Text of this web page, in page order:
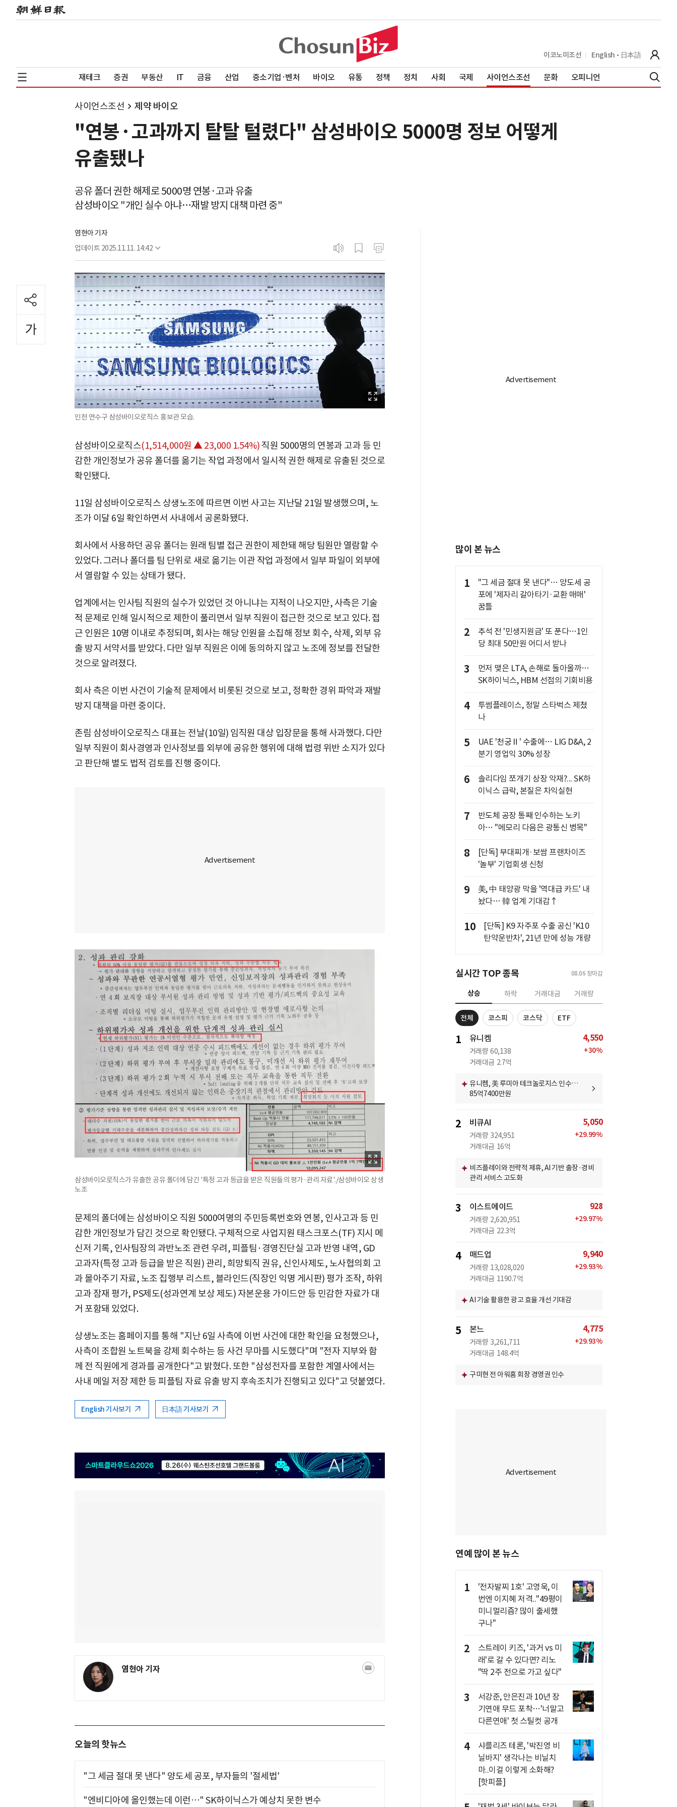
이코노미조선 English 日本語
재테크 증권 부동산 IT 금융 산업 중소기업·벤처 바이오 유통 정책 정치 사회 국제 사이언스조선 문화 오피니언
사이언스조선 제약 바이오
"연봉·고과까지 탈탈 털렸다" 삼성바이오 5000명 정보 어떻게
유출됐나
공유 폴더 권한 해제로 5000명 연봉·고과 유출
삼성바이오 "개인 실수 아냐…재발 방지 대책 마련 중"
염현아 기자
업데이트 2025.11.11. 14:42
인천 연수구 삼성바이오로직스 홍보관 모습.
삼성바이오로직스(1,514,000원 ▲ 23,000 1.54%) 직원 5000명의 연봉과 고과 등 민
감한 개인정보가 공유 폴더를 옮기는 작업 과정에서 일시적 권한 해제로 유출된 것으로
확인됐다.
11일 삼성바이오로직스 상생노조에 따르면 이번 사고는 지난달 21일 발생했으며, 노
조가 이달 6일 확인하면서 사내에서 공론화됐다.
회사에서 사용하던 공유 폴더는 원래 팀별 접근 권한이 제한돼 해당 팀원만 열람할 수
있었다. 그러나 폴더를 팀 단위로 새로 옮기는 이관 작업 과정에서 일부 파일이 외부에
서 열람할 수 있는 상태가 됐다.
업계에서는 인사팀 직원의 실수가 있었던 것 아니냐는 지적이 나오지만, 사측은 기술
적 문제로 인해 일시적으로 제한이 풀리면서 일부 직원이 접근한 것으로 보고 있다. 접
근 인원은 10명 이내로 추정되며, 회사는 해당 인원을 소집해 정보 회수, 삭제, 외부 유
출 방지 서약서를 받았다. 다만 일부 직원은 이에 동의하지 않고 노조에 정보를 전달한
것으로 알려졌다.
회사 측은 이번 사건이 기술적 문제에서 비롯된 것으로 보고, 정확한 경위 파악과 재발
방지 대책을 마련 중이다.
존림 삼성바이오로직스 대표는 전날(10일) 임직원 대상 입장문을 통해 사과했다. 다만
일부 직원이 회사경영과 인사정보를 외부에 공유한 행위에 대해 법령 위반 소지가 있다
고 판단해 별도 법적 검토를 진행 중이다.
삼성바이오로직스가 유출한 공유 폴더에 담긴 '특정 고과 등급을 받은 직원들의 평가·관리 자료'./삼성바이오 상생
노조
문제의 폴더에는 삼성바이오 직원 5000여명의 주민등록번호와 연봉, 인사고과 등 민
감한 개인정보가 담긴 것으로 확인됐다. 구체적으로 사업지원 태스크포스(TF) 지시 메
신저 기록, 인사팀장의 과반노조 관련 우려, 피플팀·경영진단실 고과 반영 내역, GD
고과자(특정 고과 등급을 받은 직원) 관리, 희망퇴직 권유, 신인사제도, 노사협의회 고
과 몰아주기 자료, 노조 집행부 리스트, 블라인드(직장인 익명 게시판) 평가 조작, 하위
고과 잠재 평가, PS제도(성과연계 보상 제도) 자본운용 가이드안 등 민감한 자료가 대
거 포함돼 있었다.
상생노조는 홈페이지를 통해 "지난 6일 사측에 이번 사건에 대한 확인을 요청했으나,
사측이 조합원 노트북을 강제 회수하는 등 사건 무마를 시도했다"며 "전자 지부와 함
께 전 직원에게 경과를 공개한다"고 밝혔다. 또한 "삼성전자를 포함한 계열사에서는
사내 메일 저장 제한 등 피플팀 자료 유출 방지 후속조치가 진행되고 있다"고 덧붙였다.
English 기사보기 日本語 기사보기
염현아 기자
오늘의 핫뉴스
"그 세금 절대 못 낸다" 양도세 공포, 부자들의 '절세법'
"엔비디아에 올인했는데 이런…" SK하이닉스가 예상치 못한 변수
많이 본 뉴스
1
"그 세금 절대 못 낸다"… 양도세 공
포에 '제자리 갈아타기·교환 매매'
꿈틀
2
추석 전 '민생지원금' 또 푼다…1인
당 최대 50만원 어디서 받나
3
먼저 맺은 LTA, 손해로 돌아올까…
SK하이닉스, HBM 선점의 기회비용
4
투썸플레이스, 정말 스타벅스 제쳤
나
5
UAE '천궁Ⅱ' 수출에… LIG D&A, 2
분기 영업익 30% 성장
6
솔리다임 쪼개기 상장 악재?... SK하
이닉스 급락, 본질은 차익실현
7
반도체 공장 통째 인수하는 노키
아… "메모리 다음은 광통신 병목"
8
[단독] 부대찌개·보쌈 프랜차이즈
'놀부' 기업회생 신청
9
美, 中 태양광 막을 '역대급 카드' 내
놨다… 韓 업계 기대감↑
10
[단독] K9 자주포 수출 공신 'K10
탄약운반차', 21년 만에 성능 개량
실시간 TOP 종목 08.06 장마감
상승 하락 거래대금 거래량
전체 코스피 코스닥 ETF
1 유니켐
거래량 60,138
거래대금 2.7억
4,550
+30%
유니켐, 美 루미아 테크놀로지스 인수…
85억7400만원
2 비큐AI
거래량 324,951
거래대금 16억
5,050
+29.99%
비즈플레이와 전략적 제휴, AI 기반 출장·경비
관리 서비스 고도화
3 이스트에이드
거래량 2,620,951
거래대금 22.3억
928
+29.97%
4 매드업
거래량 13,028,020
거래대금 1190.7억
9,940
+29.93%
AI 기술 활용한 광고 효율 개선 기대감
5 본느
거래량 3,261,711
거래대금 148.4억
4,775
+29.93%
구미현 전 아워홈 회장 경영권 인수
연예 많이 본 뉴스
1
'전자발찌 1호' 고영욱, 이
번엔 이지혜 저격.."49평이
미니멀리즘? 많이 출세했
구나"
2
스트레이 키즈, '과거 vs 미
래'로 갈 수 있다면? 리노
"딱 2주 전으로 가고 싶다"
3
서강준, 안은진과 10년 장
기연애 무드 포착…'너말고
다른연애' 첫 스틸컷 공개
4
샤를리즈 테론, '박진영 비
닐바지' 생각나는 비닐치
마..이걸 이렇게 소화해?
[핫피플]